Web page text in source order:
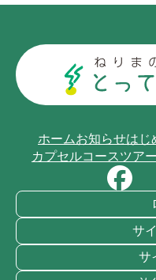
ホームお知らせはじ
カプセルコースツア
サ
サ